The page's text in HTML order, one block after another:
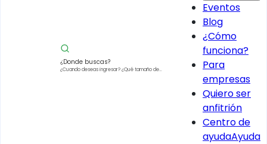
¿Donde buscas?
¿Cuando deseas ingresar?¿Qué tamaño de
Eventos
Blog
¿Cómo
funciona?
Para
empresas
Quiero ser
anfitrión
Centro de
ayudaAyuda